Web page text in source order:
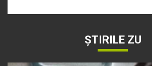
ȘTIRILE ZU